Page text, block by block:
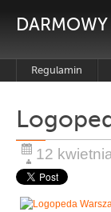
Regulamin
12